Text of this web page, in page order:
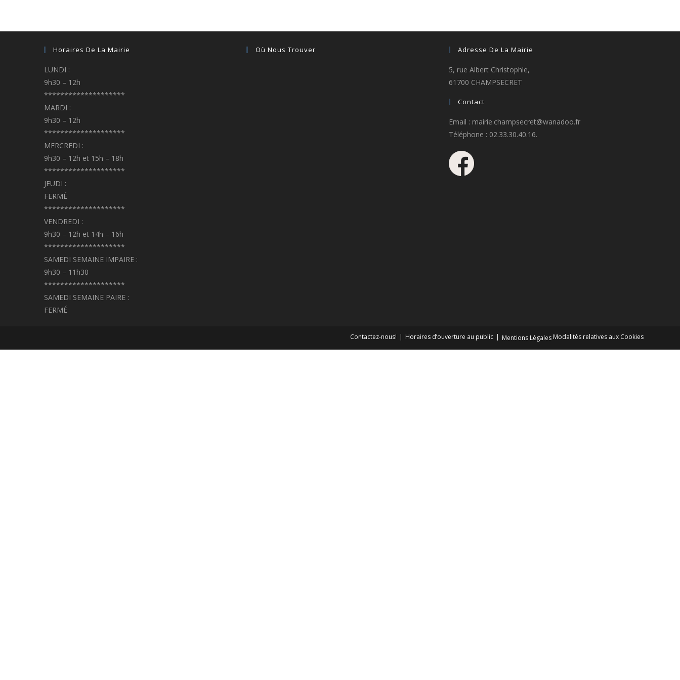
Horaires De La Mairie
LUNDI :
9h30 – 12h
********************
MARDI :
9h30 – 12h
********************
MERCREDI :
9h30 – 12h et 15h – 18h
********************
JEUDI :
FERMÉ
********************
VENDREDI :
9h30 – 12h et 14h – 16h
********************
SAMEDI SEMAINE IMPAIRE :
9h30 – 11h30
********************
SAMEDI SEMAINE PAIRE :
FERMÉ
Où Nous Trouver Adresse De La Mairie
5, rue Albert Christophle,
61700 CHAMPSECRET
Contact
Email : mairie.champsecret@wanadoo.fr
Téléphone : 02.33.30.40.16.
Contactez-nous! Horaires d’ouverture au public Mentions Légales Modalités relatives aux Cookies